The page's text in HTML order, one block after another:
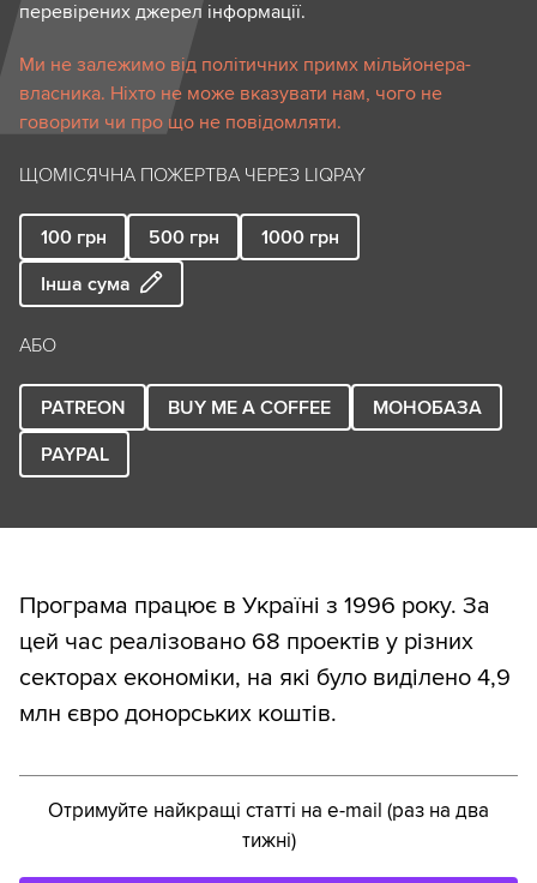
перевірених джерел інформації.
Ми не залежимо від політичних примх мільйонера-
власника. Ніхто не може вказувати нам, чого не
говорити чи про що не повідомляти.
ЩОМІСЯЧНА ПОЖЕРТВА ЧЕРЕЗ LIQPAY
100 грн 500 грн 1000 грн
Інша сума
АБО
PATREON BUY ME A COFFEE
МОНОБАЗА
PAYPAL
Програма працює в Україні з 1996 року. За
цей час реалізовано 68 проектів у різних
секторах економіки, на які було виділено 4,9
млн євро донорських коштів.
Отримуйте найкращі статті на e-mail (раз на два
тижні)